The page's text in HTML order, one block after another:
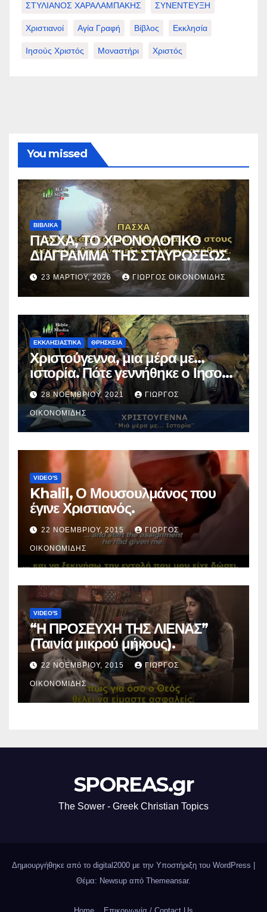
ΣΤΥΛΙΑΝΟΣ ΧΑΡΑΛΑΜΠΑΚΗΣ ΣΥΝΕΝΤΕΥΞΗ
Χριστιανοί Αγία Γραφή Βίβλος Εκκλησία
Ιησούς Χριστός Μοναστήρι Χριστός
You missed
ΒΙΒΛΙΚΑ
ΠΑΣΧΑ, ΤΟ ΧΡΟΝΟΛΟΓΙΚΟ
ΔΙΑΓΡΑΜΜΑ ΤΗΣ ΣΤΑΥΡΩΣΕΩΣ.
23 ΜΑΡΤΊΟΥ, 2026 ΓΙΏΡΓΟΣ ΟΙΚΟΝΟΜΊΔΗΣ
ΕΚΚΛΗΣΙΑΣΤΙΚΑ ΘΡΗΣΚΕΙΑ
Χριστούγεννα, μια μέρα με…
ιστορία. Πότε γεννήθηκε ο Ιησούς
Χριστός; (Βίντεο).
28 ΝΟΕΜΒΡΊΟΥ, 2021 ΓΙΏΡΓΟΣ
ΟΙΚΟΝΟΜΊΔΗΣ
VIDEO'S
Khalil, Ο Μουσουλμάνος που
έγινε Χριστιανός.
22 ΝΟΕΜΒΡΊΟΥ, 2015 ΓΙΏΡΓΟΣ
ΟΙΚΟΝΟΜΊΔΗΣ
VIDEO'S
“Η ΠΡΟΣΕΥΧΗ ΤΗΣ ΛΙΕΝΑΣ”
(Ταινία μικρού μήκους).
22 ΝΟΕΜΒΡΊΟΥ, 2015 ΓΙΏΡΓΟΣ
ΟΙΚΟΝΟΜΊΔΗΣ
SPOREAS.gr
The Sower - Greek Christian Topics
Δημιουργήθηκε από το digital2000 με την Υποστήριξη του WordPress
Θέμα: Newsup από Themeansar.